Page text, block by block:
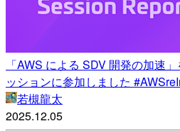
「AWS による SDV 開発の加速
ッションに参加しました
若槻龍太
2025.12.05